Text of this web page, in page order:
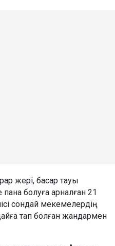
жері, басар тауы
болуға арналған 21
сондай мекемелердің
тап болған жандармен